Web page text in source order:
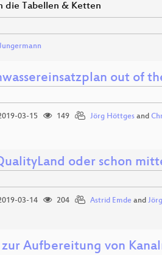
die Tabellen & Ketten
out of
03-15 149 Jörg Höttgesand
oder schon
03-14 204 Astrid Emdeand
zur Aufbereitung von